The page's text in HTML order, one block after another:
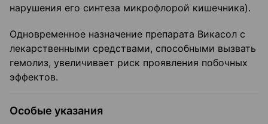
нарушения его синтеза микрофлорой кишечника).
Одновременное назначение препарата Викасол с
лекарственными средствами, способными вызвать
гемолиз, увеличивает риск проявления побочных
эффектов.
Особые указания